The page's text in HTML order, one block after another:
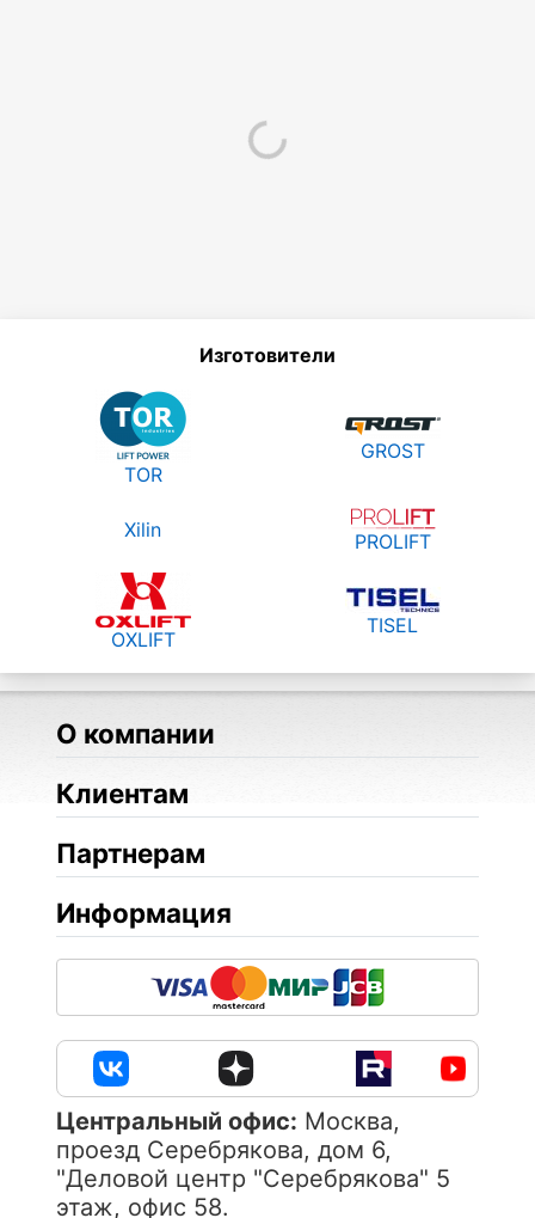
Изготовители
TOR
GROST
Xilin PROLIFT
OXLIFT
TISEL
О компании
Клиентам
Партнерам
Информация
Центральный офис: Москва,
проезд Серебрякова, дом 6,
"Деловой центр "Серебрякова" 5
этаж, офис 58.